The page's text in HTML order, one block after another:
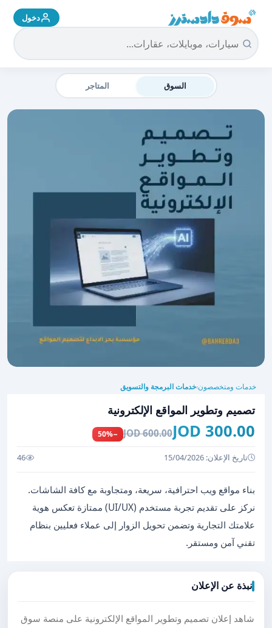
سوق دادسترز الرئيسية دخول
السوق المتاجر
خدمات ومتخصصون›خدمات البرمجة والتسويق
تصميم وتطوير المواقع الإلكترونية
300.00 JOD
600.00 JOD
−50%
تاريخ الإعلان: 15/04/2026 46
بناء مواقع ويب احترافية، سريعة، ومتجاوبة مع كافة الشاشات.
نركز على تقديم تجربة مستخدم (UI/UX) ممتازة تعكس هوية
علامتك التجارية وتضمن تحويل الزوار إلى عملاء فعليين بنظام
تقني آمن ومستقر.
نبذة عن الإعلان
شاهد إعلان تصميم وتطوير المواقع الإلكترونية على منصة سوق